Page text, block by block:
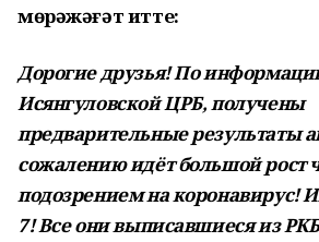
мөрәжәғәт итте:
Дорогие друзья! По
Исянгуловской ЦРБ, получены
предварительные результаты
сожалению идёт большой рост
подозрением на коронавирус!
7! Все они выписавшиеся из